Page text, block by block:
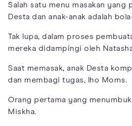
Salah satu menu masakan yang
Desta dan anak-anak adalah
Tak lupa, dalam proses
mereka didampingi oleh
Saat memasak, anak Desta
dan membagi tugas, lho Moms.
Orang pertama yang
Miskha.